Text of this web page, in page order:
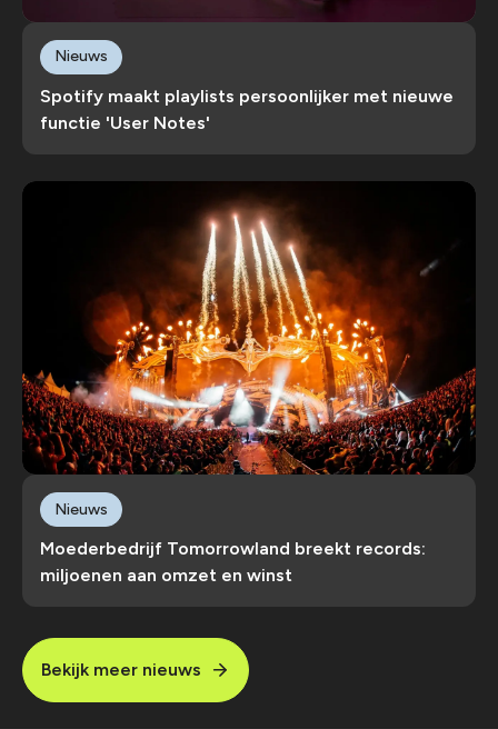
Spotify maakt playlists persoonlijker met nieuwe
functie 'User Notes'
Nieuws
Moederbedrijf Tomorrowland breekt records:
miljoenen aan omzet en winst
Nieuws
Bekijk meer nieuws